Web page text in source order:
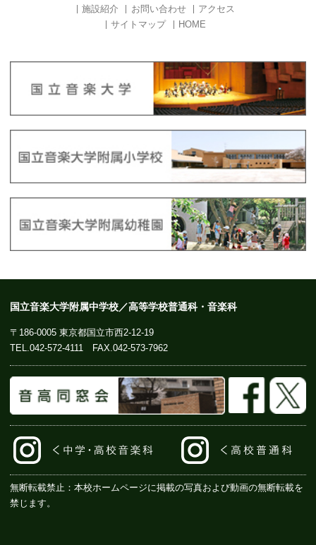
施設紹介
お問い合わせ
アクセス
サイトマップ
HOME
国立音楽大学附属中学校／高等学校普通科・音楽科
〒186-0005 東京都国立市西2-12-19
TEL.042-572-4111 FAX.042-573-7962
無断転載禁止：本校ホームページに掲載の写真および動画の無断転載を
禁じます。